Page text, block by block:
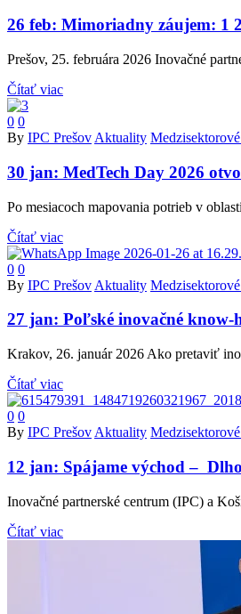
26 feb: Mimoriadny záujem: 1
Prešov, 25. februára 2026 Inovačné
Čítať viac
0 0
By IPC Prešov Aktuality
30 jan: MedTech Day 2026
Po mesiacoch mapovania potrieb v
Čítať viac
0 0
By IPC Prešov Aktuality
27 jan: Poľské inovačné know-
Krakov, 26. január 2026 Ako pretaviť
Čítať viac
0 0
By IPC Prešov Aktuality
12 jan: Spájame východ –
Inovačné partnerské centrum (IPC) a
Čítať viac